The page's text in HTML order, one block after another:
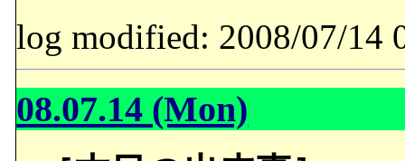
log modified: 2008/07/14
08.07.14 (Mon)